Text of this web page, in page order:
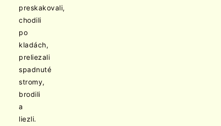
preskakovali,
chodili
po
kladách,
preliezali
spadnuté
stromy,
brodili
a
liezli.